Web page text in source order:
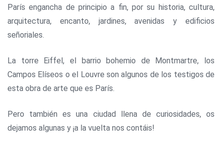
París engancha de principio a fin, por su historia, cultura,
arquitectura, encanto, jardines, avenidas y edificios
señoriales.
La torre Eiffel, el barrio bohemio de Montmartre, los
Campos Elíseos o el Louvre son algunos de los testigos de
esta obra de arte que es París.
Pero también es una ciudad llena de curiosidades, os
dejamos algunas y ¡a la vuelta nos contáis!